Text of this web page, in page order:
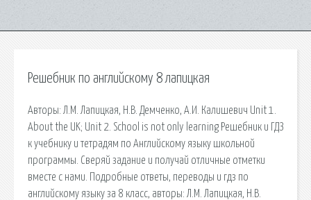
Решебник по английскому 8 лапицкая
Авторы: Л.М. Лапицкая, Н.В. Демченко, А.И. Калишевич Unit 1.
About the UK; Unit 2. School is not only learning Решебник и ГДЗ
к учебнику и тетрадям по Английскому языку школьной
программы. Сверяй задание и получай отличные отметки
вместе с нами. Подробные ответы, переводы и гдз по
английскому языку за 8 класс, авторы: Л.М. Лапицкая, Н.В.